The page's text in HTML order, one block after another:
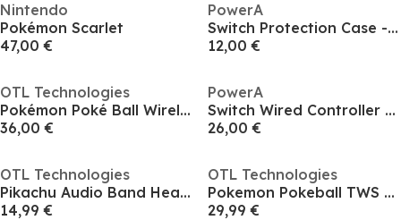
Nintendo
Pokémon Scarlet
47,00 €
PowerA
Switch Protection Case - Pikachu vs. Dragonite
12,00 €
OTL Technologies
Pokémon Poké Ball Wireless Headphones
36,00 €
PowerA
Switch Wired Controller - Charizard Vortex
26,00 €
OTL Technologies
Pikachu Audio Band Headphones
14,99 €
OTL Technologies
Pokemon Pokeball TWS Earbuds
29,99 €